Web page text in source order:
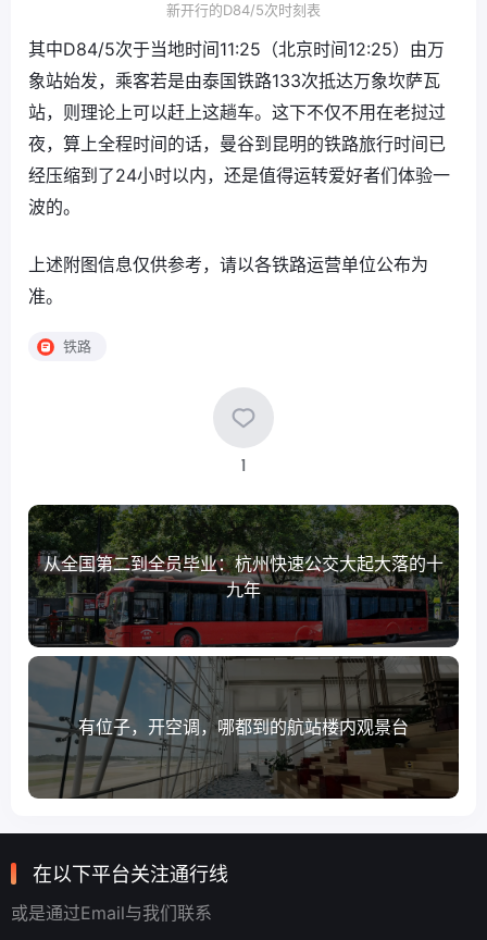
新开行的D84/5次时刻表
其中D84/5次于当地时间11:25（北京时间12:25）由万
象站始发，乘客若是由泰国铁路133次抵达万象坎萨瓦
站，则理论上可以赶上这趟车。这下不仅不用在老挝过
夜，算上全程时间的话，曼谷到昆明的铁路旅行时间已
经压缩到了24小时以内，还是值得运转爱好者们体验一
波的。
上述附图信息仅供参考，请以各铁路运营单位公布为
准。
铁路
1
从全国第二到全员毕业：杭州快速公交大起大落的十
九年
有位子，开空调，哪都到的航站楼内观景台
在以下平台关注通行线
或是通过Email与我们联系